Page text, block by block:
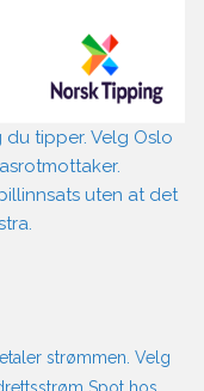
tipper. Velg Oslo
uten at det
strømmen. Velg